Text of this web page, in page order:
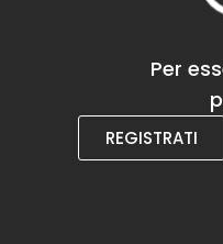
Per
REGISTRATI